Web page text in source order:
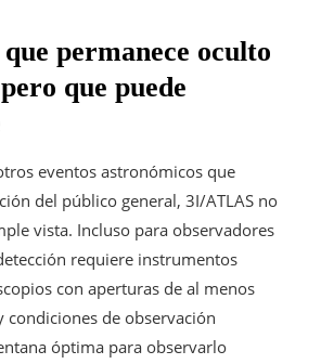
permanece oculto
que puede
eventos astronómicos que
del público general, 3I/ATLAS no
vista. Incluso para observadores
requiere instrumentos
con aperturas de al menos
condiciones de observación
óptima para observarlo